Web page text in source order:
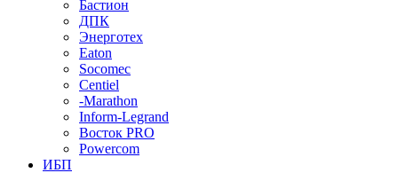
Бастион
ДПК
Энерготех
Eaton
Socomec
Centiel
-Marathon
Inform-Legrand
Восток PRO
Powercom
ИБП